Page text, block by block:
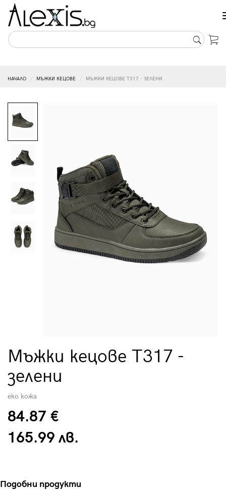
НАЧАЛО МЪЖКИ КЕЦОВЕ МЪЖКИ КЕЦОВЕ T317 - ЗЕЛЕНИ
Мъжки кецове T317 -
зелени
еко кожа
84.87 €
165.99 лв.
Подобни продукти